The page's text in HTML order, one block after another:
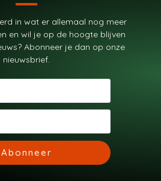
in wat er allemaal nog meer
en wil je op de hoogte blijven
Abonneer je dan op onze
nieuwsbrief.
Abonneer